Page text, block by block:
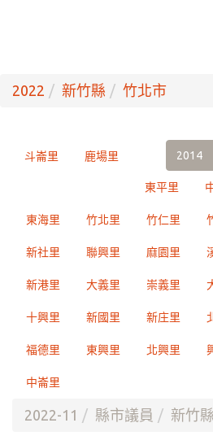
2022 新竹縣 竹北市
2014
斗崙里 鹿場里
東平里
東海里 竹北里 竹仁里
新社里 聯興里 麻園里
新港里 大義里 崇義里
十興里 新國里 新庄里
福德里 東興里 北興里
中崙里
2022-11 縣市議員 新竹縣